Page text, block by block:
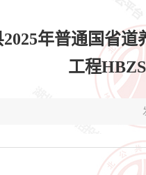
2025年普通国省
工程